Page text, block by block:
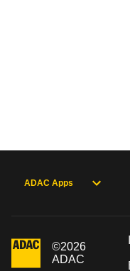
ADAC Apps
©2026
ADAC